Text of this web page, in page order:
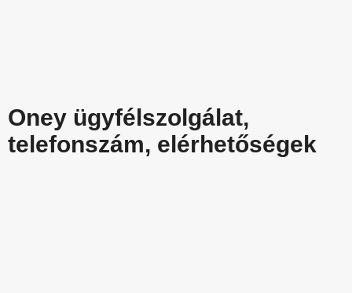
Oney ügyfélszolgálat,
telefonszám, elérhetőségek